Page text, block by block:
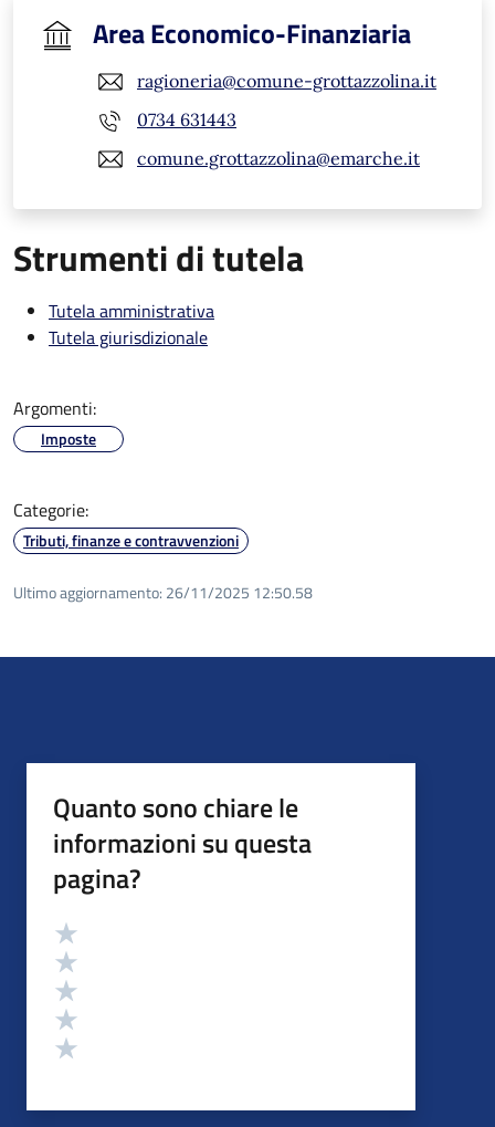
Area Economico-Finanziaria
ragioneria@comune-grottazzolina.it
0734 631443
comune.grottazzolina@emarche.it
Strumenti di tutela
Tutela amministrativa
Tutela giurisdizionale
Argomenti:
Imposte
Categorie:
Tributi, finanze e contravvenzioni
Ultimo aggiornamento: 26/11/2025 12:50.58
Quanto sono chiare le
informazioni su questa
pagina?
Valutazione